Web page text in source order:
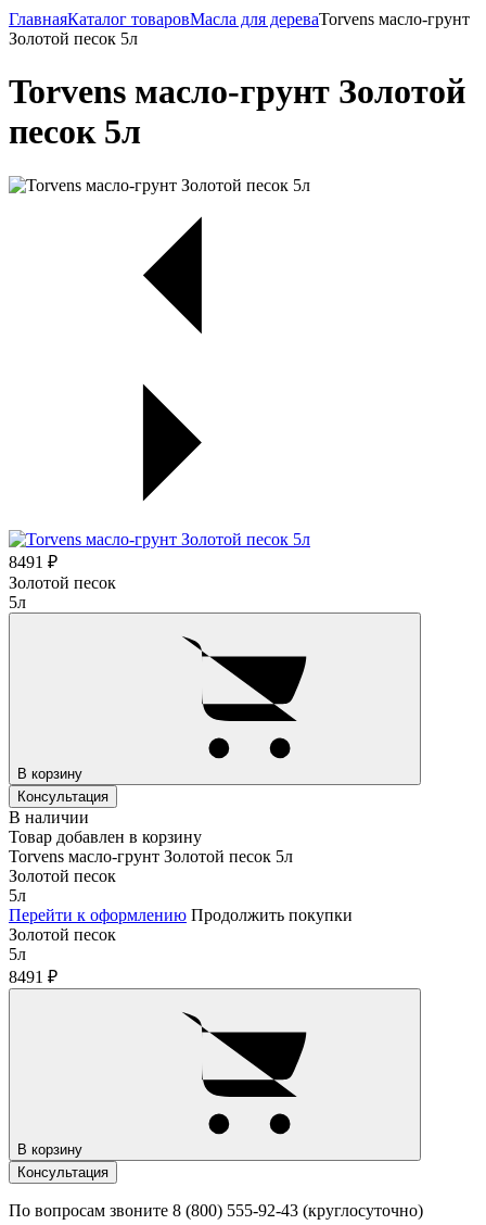
ГлавнаяКаталог товаровМасла для дереваTorvens масло-грунт
Золотой песок 5л
Torvens масло-грунт Золотой
песок 5л
8491 ₽
Золотой песок
5л
В корзину
Консультация
В наличии
Товар добавлен в корзину
Torvens масло-грунт Золотой песок 5л
Золотой песок
5л
Перейти к оформлению Продолжить покупки
Золотой песок
5л
8491 ₽
В корзину
Консультация
По вопросам звоните 8 (800) 555-92-43 (круглосуточно)